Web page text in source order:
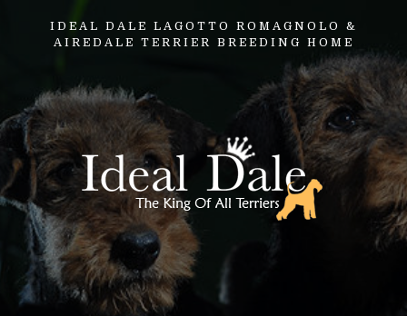
IDEAL DALE LAGOTTO ROMAGNOLO &
AIREDALE TERRIER BREEDING HOME